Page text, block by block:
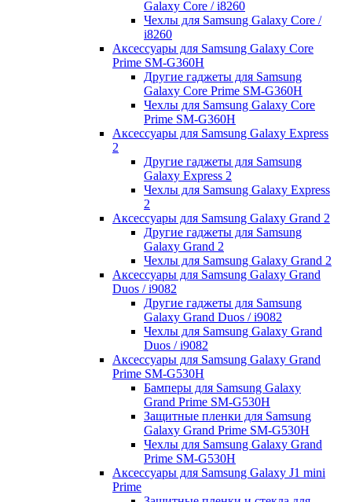
Galaxy Core / i8260
Чехлы для Samsung Galaxy Core /
i8260
Аксессуары для Samsung Galaxy Core
Prime SM-G360H
Другие гаджеты для Samsung
Galaxy Core Prime SM-G360H
Чехлы для Samsung Galaxy Core
Prime SM-G360H
Аксессуары для Samsung Galaxy Express
2
Другие гаджеты для Samsung
Galaxy Express 2
Чехлы для Samsung Galaxy Express
2
Аксессуары для Samsung Galaxy Grand 2
Другие гаджеты для Samsung
Galaxy Grand 2
Чехлы для Samsung Galaxy Grand 2
Аксессуары для Samsung Galaxy Grand
Duos / i9082
Другие гаджеты для Samsung
Galaxy Grand Duos / i9082
Чехлы для Samsung Galaxy Grand
Duos / i9082
Аксессуары для Samsung Galaxy Grand
Prime SM-G530H
Бамперы для Samsung Galaxy
Grand Prime SM-G530H
Защитные пленки для Samsung
Galaxy Grand Prime SM-G530H
Чехлы для Samsung Galaxy Grand
Prime SM-G530H
Аксессуары для Samsung Galaxy J1 mini
Prime